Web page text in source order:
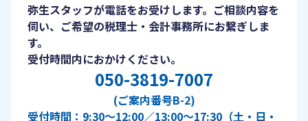
弥生スタッフが電話をお受けします。ご相談内容を
伺い、ご希望の税理士・会計事務所にお繋ぎしま
す。
受付時間内におかけください。
050-3819-7007
(ご案内番号B-2)
受付時間：9:30〜12:00／13:00〜17:30（土・日・